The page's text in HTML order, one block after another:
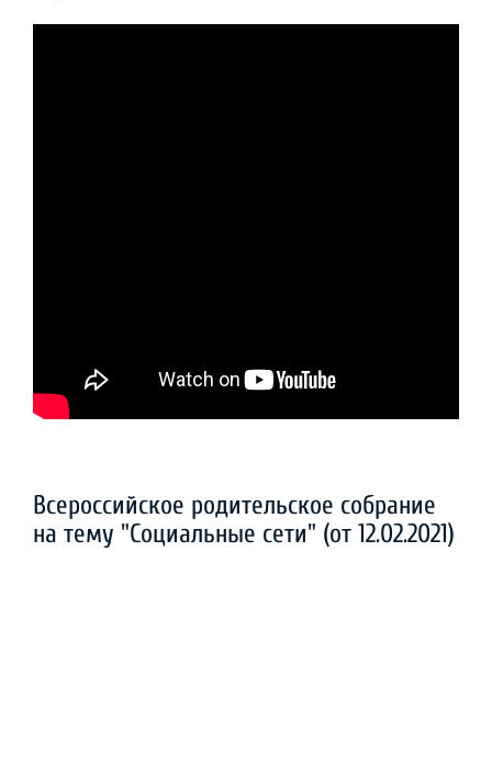
Всероссийское родительское собрание
на тему "Социальные сети" (от 12.02.2021)